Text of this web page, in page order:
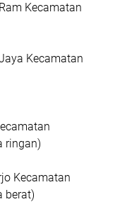
Kecamatan
Kecamatan
ringan)
Kecamatan
berat)